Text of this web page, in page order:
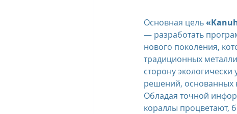
Основная цель
— разработать
нового поколения,
традиционных
сторону экологически
решений, основанных
Обладая точной
кораллы процветают,